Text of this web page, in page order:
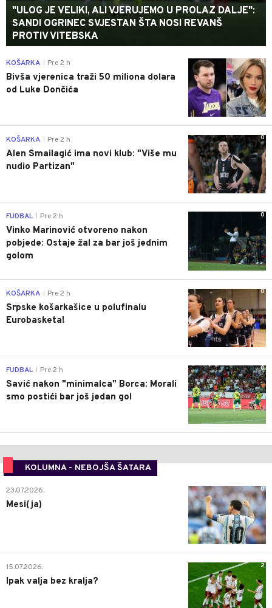
"ULOG JE VELIKI, ALI VJERUJEMO U PROLAZ DALJE":
SANDI OGRINEC SVJESTAN ŠTA NOSI REVANŠ
PROTIV VITEBSKA
0
KOŠARKA Pre 2 h
Bivša vjerenica traži 50 miliona dolara
od Luke Dončića
0
KOŠARKA Pre 2 h
Alen Smailagić ima novi klub: "Više mu
nudio Partizan"
0
FUDBAL Pre 2 h
Vinko Marinović otvoreno nakon
pobjede: Ostaje žal za bar još jednim
golom
0
KOŠARKA Pre 2 h
Srpske košarkašice u polufinalu
Eurobasketa!
0
FUDBAL Pre 2 h
Savić nakon "minimalca" Borca: Morali
smo postići bar još jedan gol
KOLUMNA - NEBOJŠA ŠATARA
0
23.07.2026.
Mesi(ja)
2
15.07.2026.
Ipak valja bez kralja?